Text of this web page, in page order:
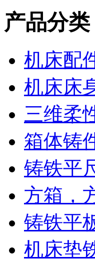
产品分类
机床配
机床床
三维柔
箱体铸
铸铁平
方箱，
铸铁平
机床垫